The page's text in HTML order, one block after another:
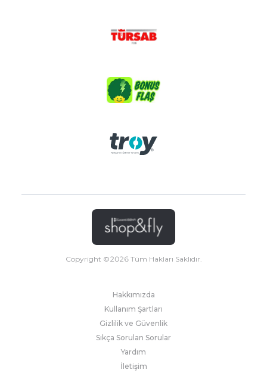
Copyright ©2026Tüm Hakları Saklıdır.
Hakkımızda
Kullanım Şartları
Gizlilik ve Güvenlik
Sıkça Sorulan Sorular
Yardım
İletişim